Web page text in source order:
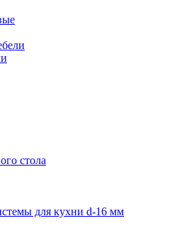
стола
для кухни d-16 мм